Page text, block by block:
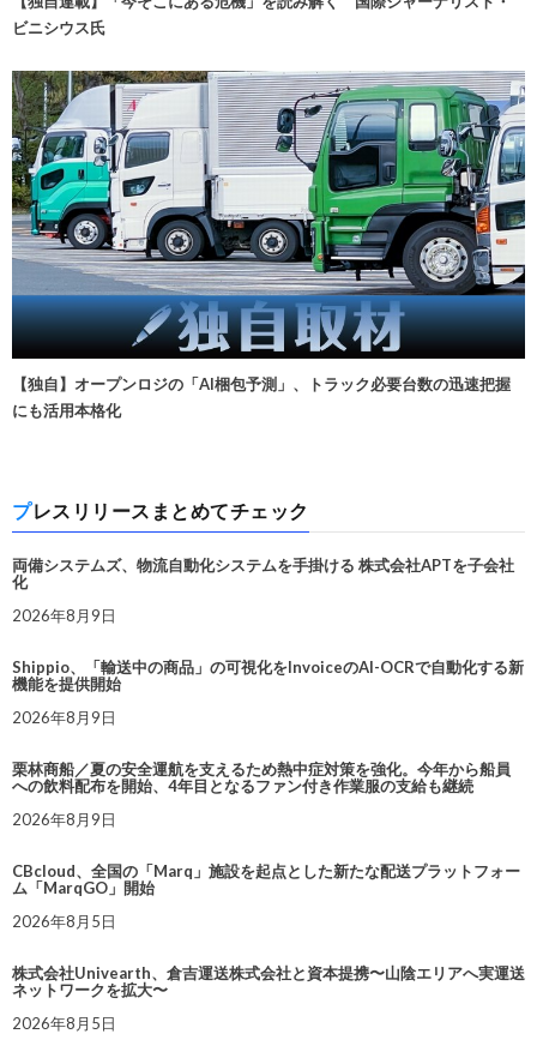
ビニシウス氏
【独自】オープンロジの「AI梱包予測」、トラック必要台数の迅速把握
にも活用本格化
プレスリリースまとめてチェック
両備システムズ、物流自動化システムを手掛ける 株式会社APTを子会社
化
2026年8月9日
Shippio、「輸送中の商品」の可視化をInvoiceのAI-OCRで自動化する新
機能を提供開始
2026年8月9日
栗林商船／夏の安全運航を支えるため熱中症対策を強化。今年から船員
への飲料配布を開始、4年目となるファン付き作業服の支給も継続
2026年8月9日
CBcloud、全国の「Marq」施設を起点とした新たな配送プラットフォー
ム「MarqGO」開始
2026年8月5日
株式会社Univearth、倉吉運送株式会社と資本提携〜山陰エリアへ実運送
ネットワークを拡大〜
2026年8月5日